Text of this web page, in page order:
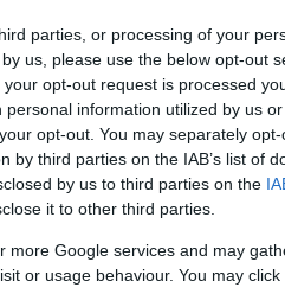
parties, or processing of your
us, please use the below opt-out
opt-out request is processed
information utilized by us
opt-out. You may separately
third parties on the IAB’s list of
by us to third parties on the
it to other third parties.
more Google services and may
or usage behaviour. You may
ο ΟΠΑΠ έχει
ξανά. Το σίγουρο είναι
την Ελλάδα. Θα ήθελα
Διευθύνων